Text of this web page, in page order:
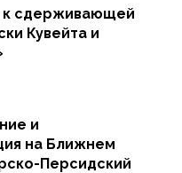
к сдерживающей
Кувейта и
и
на Ближнем
Персидский